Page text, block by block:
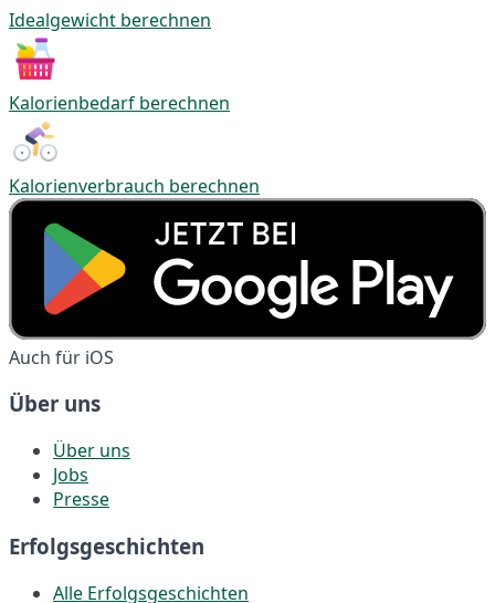
Idealgewicht berechnen
Kalorienbedarf berechnen
Kalorienverbrauch berechnen
Auch für iOS
Über uns
Über uns
Jobs
Presse
Erfolgsgeschichten
Alle Erfolgsgeschichten